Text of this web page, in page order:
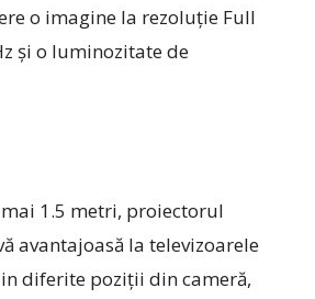
o imagine la rezoluție Full
și o luminozitate de
1.5 metri, proiectorul
avantajoasă la televizoarele
diferite poziții din cameră,